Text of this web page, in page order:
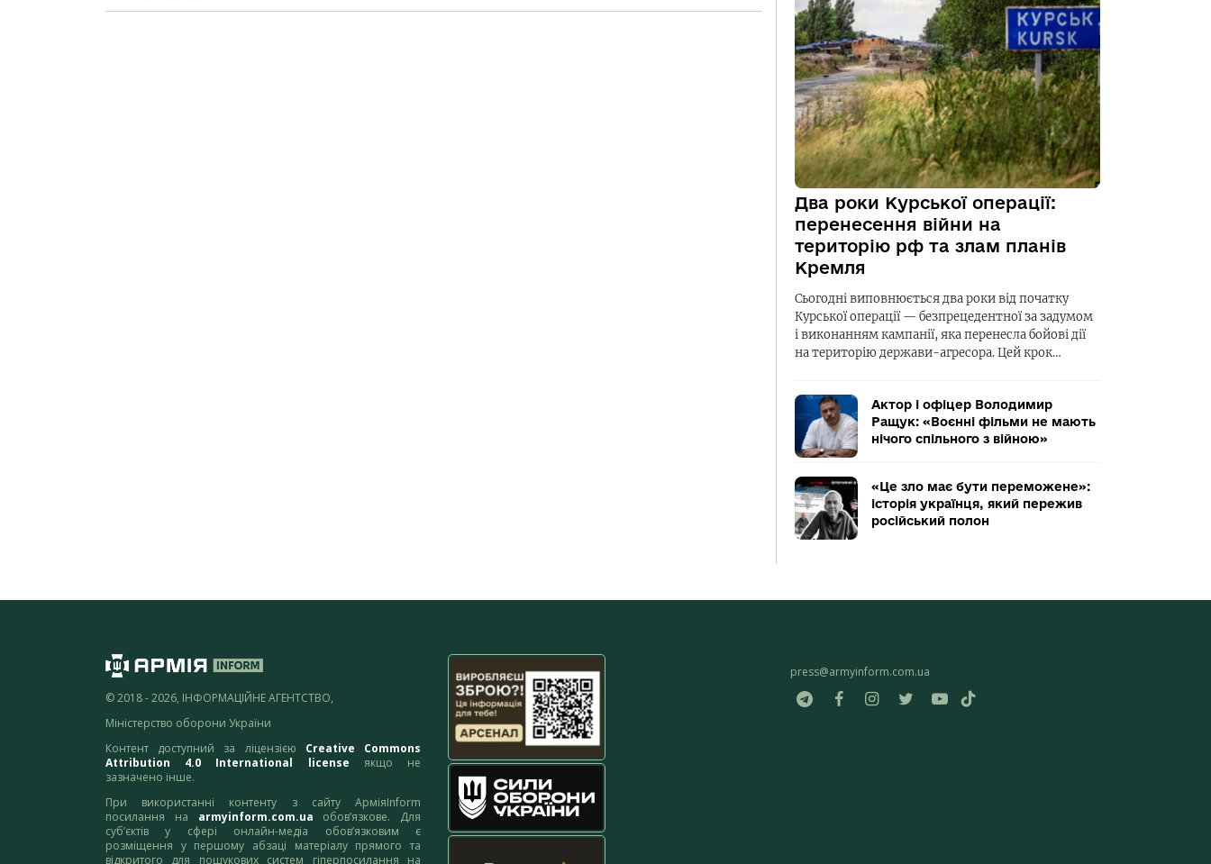
Два роки Курської операції:
перенесення війни на
територію рф та злам планів
Кремля
Сьогодні виповнюється два роки від початку
Курської операції — безпрецедентної за задумом
і виконанням кампанії, яка перенесла бойові дії
на територію держави-агресора. Цей крок…
Актор і офіцер Володимир
Ращук: «Воєнні фільми не мають
нічого спільного з війною»
«Це зло має бути переможене»:
історія українця, який пережив
російський полон
© 2018 - 2026, ІНФОРМАЦІЙНЕ АГЕНТСТВО,
Міністерство оборони України
Контент доступний за ліцензією Creative Commons
Attribution 4.0 International license якщо не
зазначено інше.
При використанні контенту з сайту АрміяInform
посилання на armyinform.com.ua обов’язкове. Для
суб’єктів у сфері онлайн-медіа обов’язковим є
розміщення у першому абзаці матеріалу прямого та
відкритого для пошукових систем гіперпосилання на
press@armyinform.com.ua